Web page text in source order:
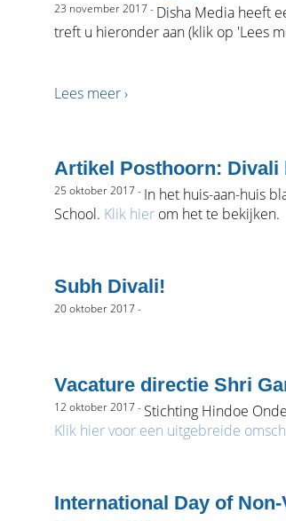
23 november 2017 - Disha Media heeft
treft u hieronder aan (klik op 'Lees
Lees meer ›
Artikel Posthoorn: Divali
25 oktober 2017 - In het huis-aan-huis
School. Klik hier om het te bekijken.
Subh Divali!
20 oktober 2017 -
Vacature directie Shri
12 oktober 2017 - Stichting Hindoe
Klik hier voor een uitgebreide
International Day of